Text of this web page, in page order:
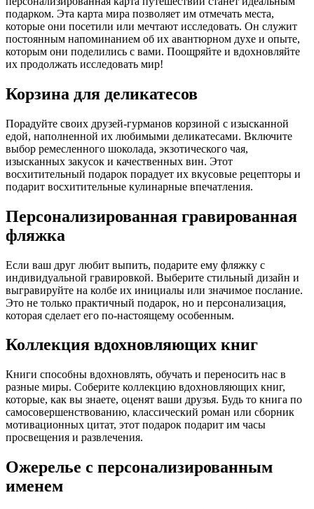
подарком. Эта карта мира позволяет им отмечать места,
которые они посетили или мечтают исследовать. Он служит
постоянным напоминанием об их авантюрном духе и опыте,
которым они поделились с вами. Поощряйте и вдохновляйте
их продолжать исследовать мир!
Корзина для деликатесов
Порадуйте своих друзей-гурманов корзиной с изысканной
едой, наполненной их любимыми деликатесами. Включите
выбор ремесленного шоколада, экзотического чая,
изысканных закусок и качественных вин. Этот
восхитительный подарок порадует их вкусовые рецепторы и
подарит восхитительные кулинарные впечатления.
Персонализированная гравированная
фляжка
Если ваш друг любит выпить, подарите ему фляжку с
индивидуальной гравировкой. Выберите стильный дизайн и
выгравируйте на колбе их инициалы или значимое послание.
Это не только практичный подарок, но и персонализация,
которая сделает его по-настоящему особенным.
Коллекция вдохновляющих книг
Книги способны вдохновлять, обучать и переносить нас в
разные миры. Соберите коллекцию вдохновляющих книг,
которые, как вы знаете, оценят ваши друзья. Будь то книга по
самосовершенствованию, классический роман или сборник
мотивационных цитат, этот подарок подарит им часы
просвещения и развлечения.
Ожерелье с персонализированным
именем